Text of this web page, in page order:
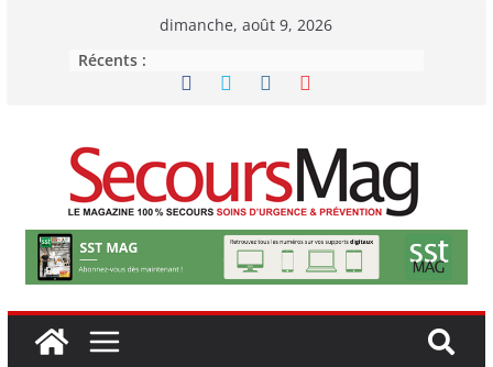
dimanche, août 9, 2026
Récents :